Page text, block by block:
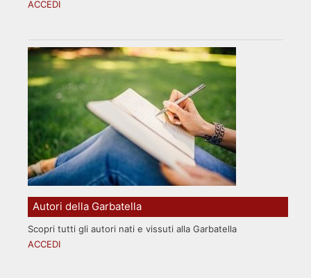
ACCEDI
Autori della Garbatella
Scopri tutti gli autori nati e vissuti alla Garbatella
ACCEDI